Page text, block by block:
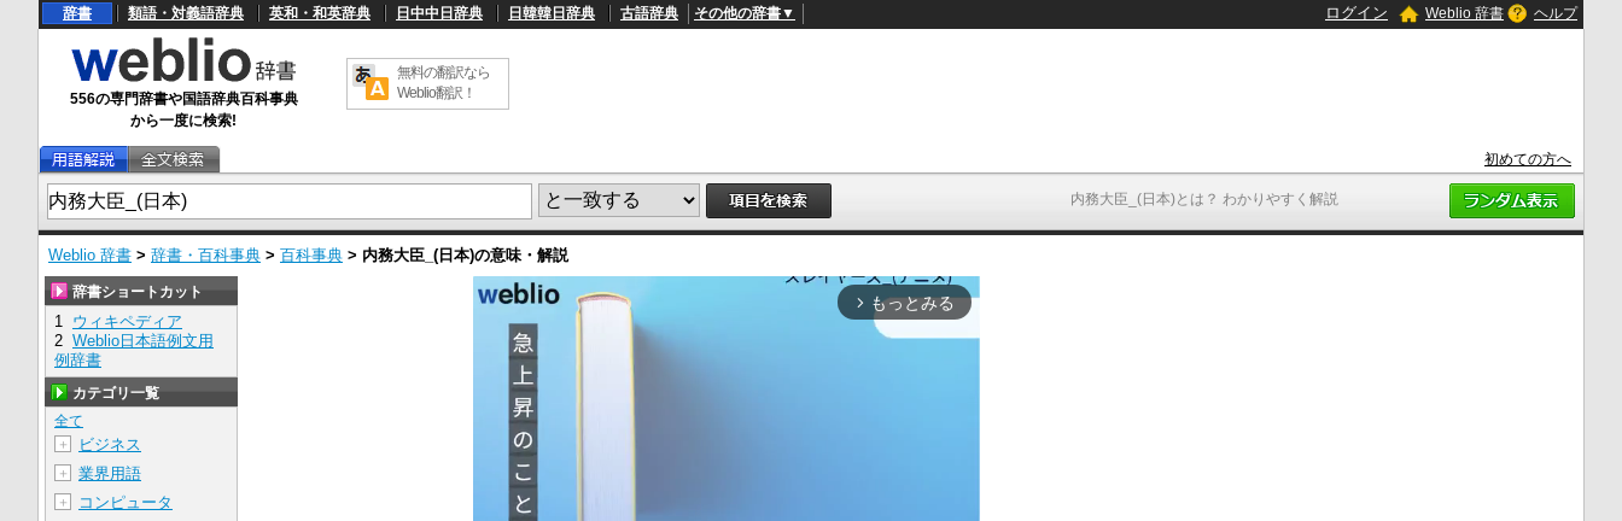
内務大臣_(日本)とは？ わかりやすく解説
辞書 類語・対義語辞典 英和・和英辞典 日中中日辞典 日韓韓日辞典 古語辞典 その他の辞書▼ ログイン Weblio 辞書 ヘルプ
556の専門辞書や国語辞典百科事典
から一度に検索!
無料の翻訳なら
Weblio翻訳！
初めての方へ
Weblio 辞書 > 辞書・百科事典 > 百科事典 > 内務大臣_(日本)の意味・解説
arrow_forward_ios もっとみる
辞書ショートカット
1 ウィキペディア
2 Weblio日本語例文用
例辞書
カテゴリ一覧
全て
＋
ビジネス
＋ 業界用語
＋ コンピュータ